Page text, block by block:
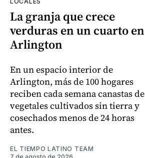
La granja que crece
verduras en un cuarto en
Arlington
En un espacio interior de
Arlington, más de 100 hogares
reciben cada semana canastas de
vegetales cultivados sin tierra y
cosechados menos de 24 horas
antes.
EL TIEMPO LATINO TEAM